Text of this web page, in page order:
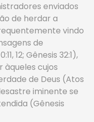
enviados
de herdar a
vindo
de
12; Gênesis 32:1),
àqueles cujos
de Deus (Atos
iminente se
(Gênesis